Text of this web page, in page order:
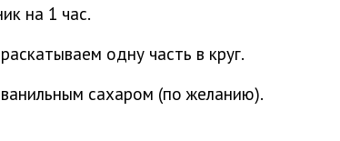
на 1 час.
одну часть в круг.
сахаром (по желанию).